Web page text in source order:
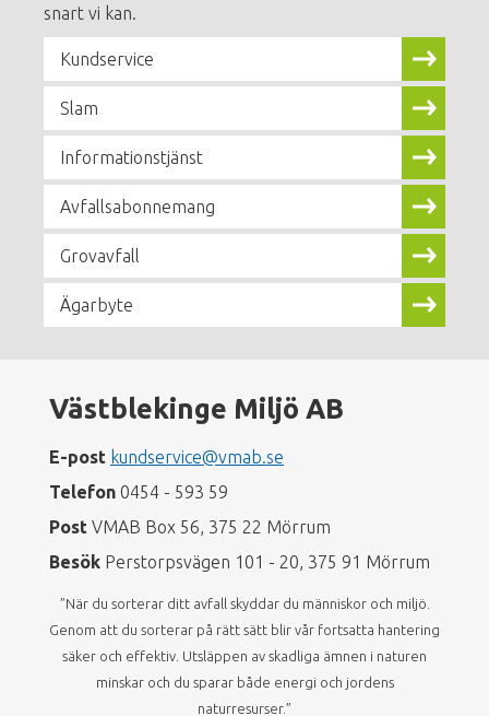
snart vi kan.
Kundservice
Slam
Informationstjänst
Avfallsabonnemang
Grovavfall
Ägarbyte
Västblekinge Miljö AB
E-post kundservice@vmab.se
Telefon 0454 - 593 59
Post VMAB Box 56, 375 22 Mörrum
Besök Perstorpsvägen 101 - 20, 375 91 Mörrum
”När du sorterar ditt avfall skyddar du människor och miljö.
Genom att du sorterar på rätt sätt blir vår fortsatta hantering
säker och effektiv. Utsläppen av skadliga ämnen i naturen
minskar och du sparar både energi och jordens
naturresurser.”